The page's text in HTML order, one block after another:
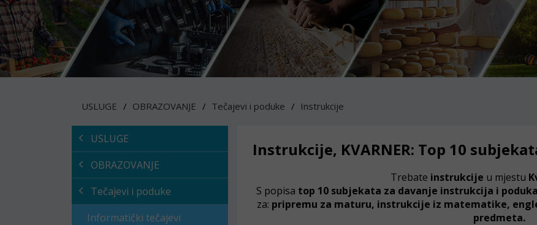
USLUGE OBRAZOVANJE Tečajevi i poduke Instrukcije
USLUGE
OBRAZOVANJE
Tečajevi i poduke
Informatički tečajevi
Instrukcije, KVARNER: Top 10
Trebate instrukcije u mjestu
S popisa top 10 subjekata za davanje instrukcija i poduka
za: pripremu za maturu, instrukcije iz matematike,
predmeta.